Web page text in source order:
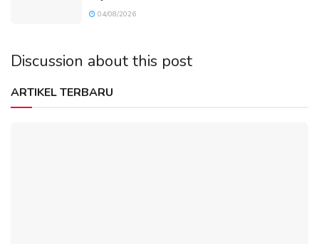
04/08/2026
Discussion about this post
ARTIKEL TERBARU